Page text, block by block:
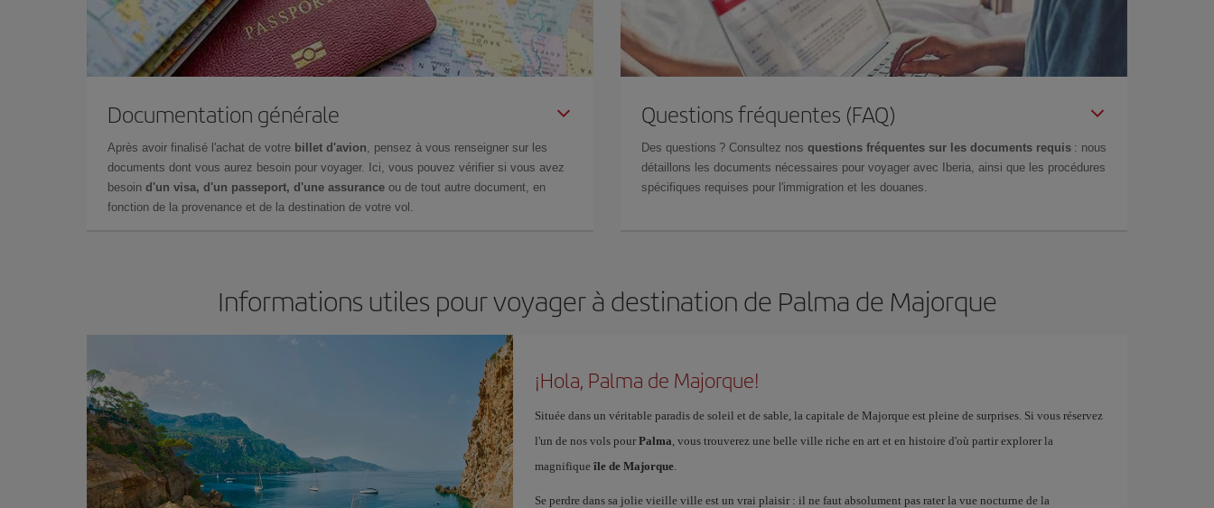
Documentation générale
Après avoir finalisé l'achat de votre billet d'avion, pensez à vous renseigner sur les
documents dont vous aurez besoin pour voyager. Ici, vous pouvez vérifier si vous avez
besoin d'un visa, d'un passeport, d'une assurance ou de tout autre document, en
fonction de la provenance et de la destination de votre vol.
Questions fréquentes (FAQ)
Des questions ? Consultez nos questions fréquentes sur les documents requis : nous
détaillons les documents nécessaires pour voyager avec Iberia, ainsi que les procédures
spécifiques requises pour l'immigration et les douanes.
Informations utiles pour voyager à destination de Palma de Majorque
¡Hola, Palma de Majorque!
Située dans un véritable paradis de soleil et de sable, la capitale de Majorque est pleine de surprises. Si vous réservez
l'un de nos vols pour Palma, vous trouverez une belle ville riche en art et en histoire d'où partir explorer la
magnifique île de Majorque.
Se perdre dans sa jolie vieille ville est un vrai plaisir : il ne faut absolument pas rater la vue nocturne de la